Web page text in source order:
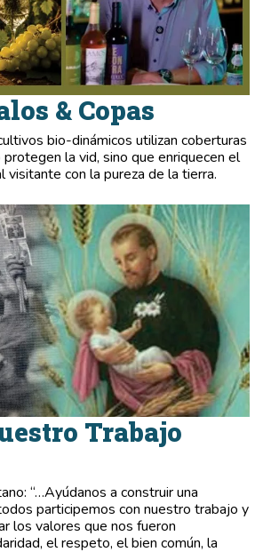
& Copas
bio-dinámicos utilizan coberturas
la vid, sino que enriquecen el
visitante con la pureza de la tierra.
Trabajo
“…Ayúdanos a construir una
participemos con nuestro trabajo y
los valores que nos fueron
el respeto, el bien común, la